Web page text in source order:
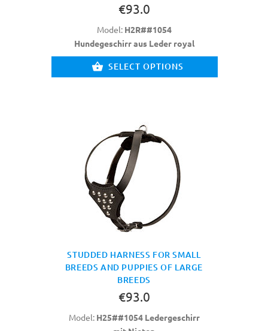
€93.0
Model: H2R##1054
Hundegeschirr aus Leder royal
SELECT OPTIONS
STUDDED HARNESS FOR SMALL
BREEDS AND PUPPIES OF LARGE
BREEDS
€93.0
Model: H25##1054 Ledergeschirr